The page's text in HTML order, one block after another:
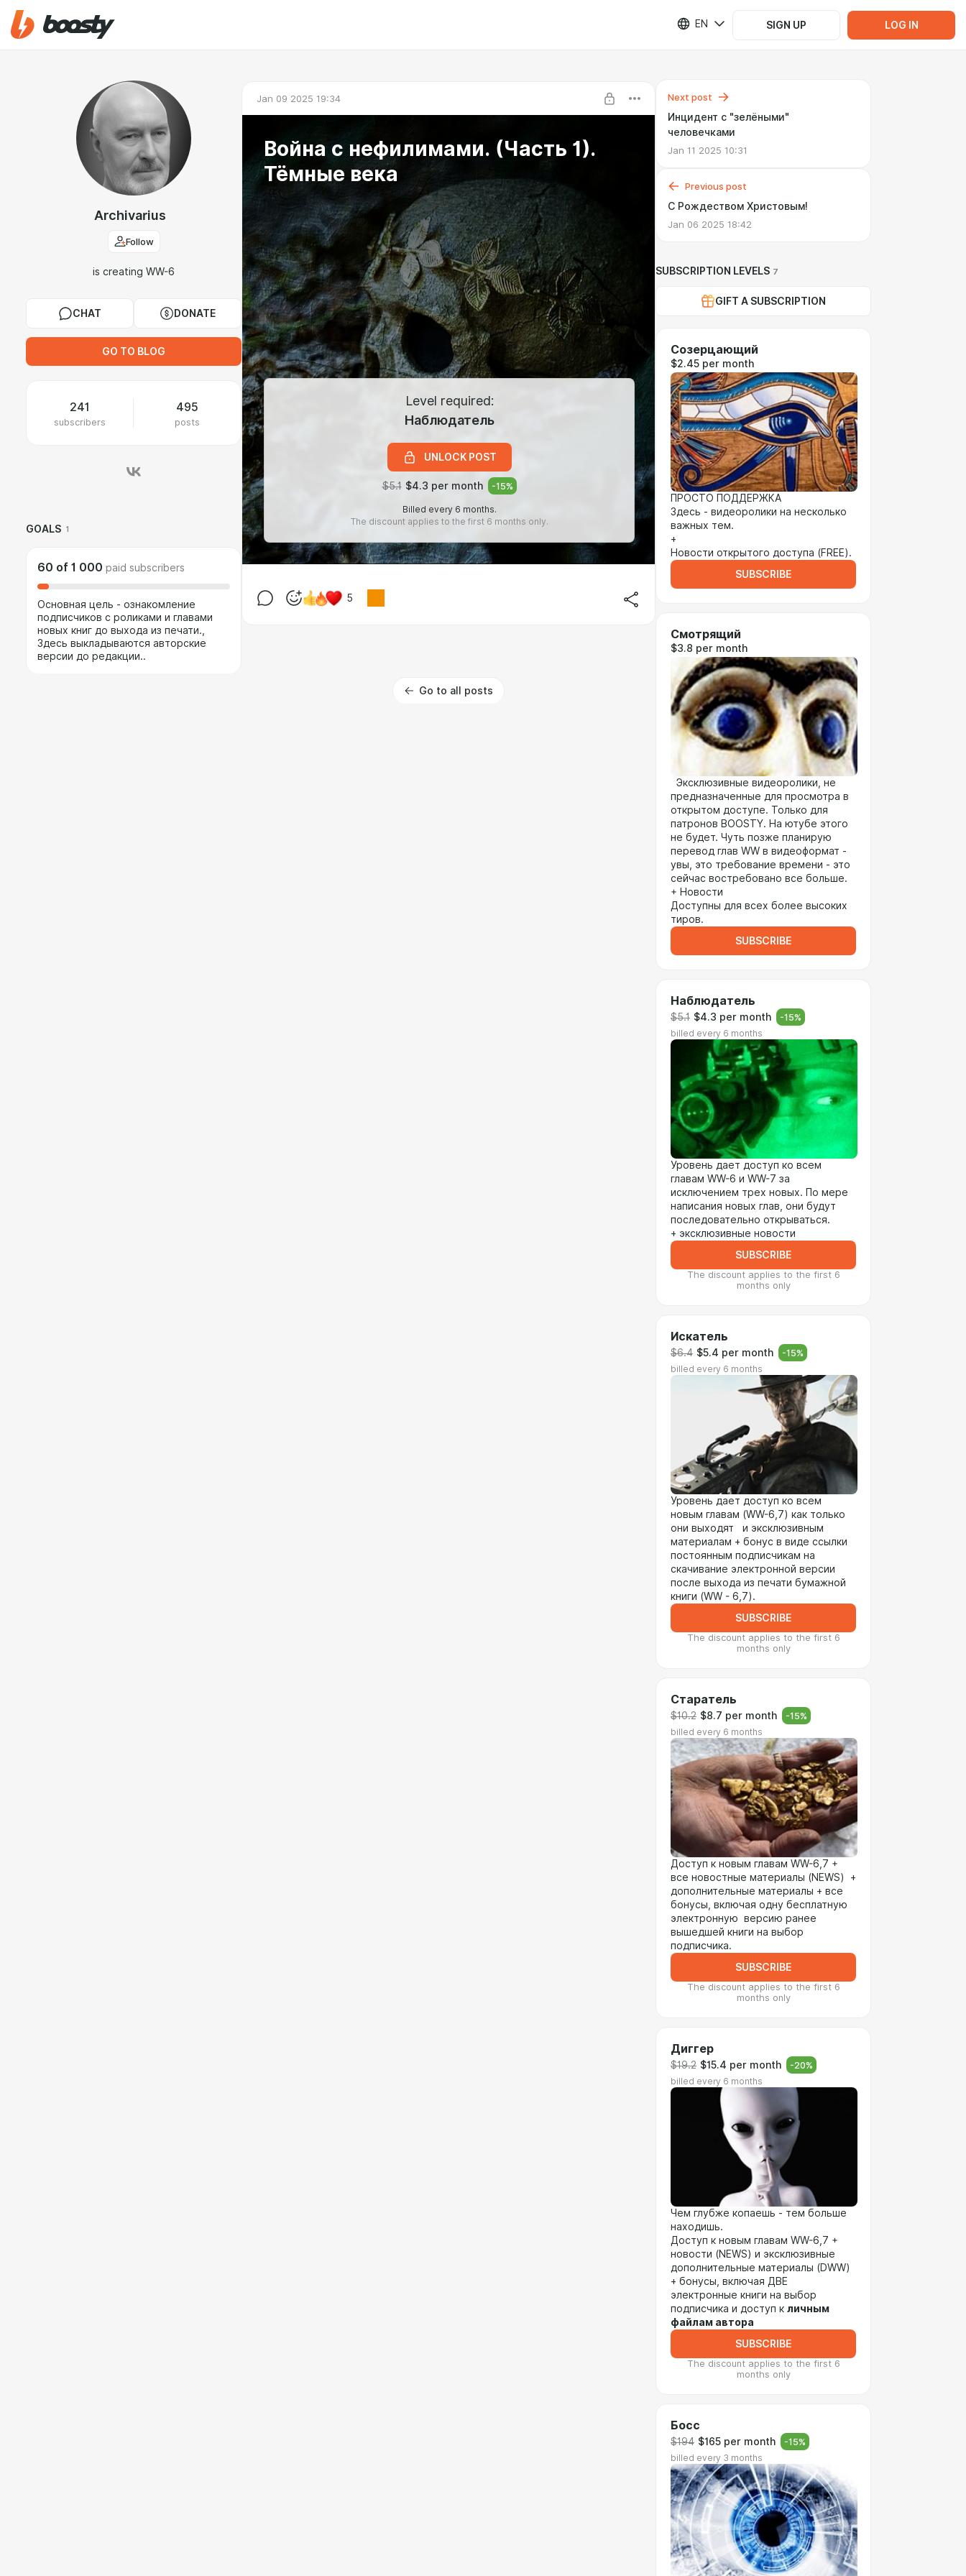
EN SIGN UP LOG IN
Archivarius
Follow
is creating WW-6
CHAT DONATE
GO TO BLOG
241
subscribers
495
posts
GOALS 1
60 of 1 000 paid subscribers
Основная цель - ознакомление
подписчиков с роликами и главами
новых книг до выхода из печати.,
Здесь выкладываются авторские
версии до редакции..
Jan 09 2025 19:34
Война с нефилимами. (Часть 1).
Тёмные века
Level required:
Наблюдатель
UNLOCK POST
$5.1 $4.3 per month -15%
Billed every 6 months.
The discount applies to the first 6 months only.
5
Go to all posts
Next post
Инцидент с "зелёными"
человечками
Jan 11 2025 10:31
Previous post
С Рождеством Христовым!
Jan 06 2025 18:42
SUBSCRIPTION LEVELS 7
GIFT A SUBSCRIPTION
Созерцающий
$2.45 per month
ПРОСТО ПОДДЕРЖКА
Здесь - видеоролики на несколько
важных тем.
+
Новости открытого доступа (FREE).
SUBSCRIBE
Смотрящий
$3.8 per month
Эксклюзивные видеоролики, не
предназначенные для просмотра в
открытом доступе. Только для
патронов BOOSTY. На ютубе этого
не будет. Чуть позже планирую
перевод глав WW в видеоформат -
увы, это требование времени - это
сейчас востребовано все больше.
+ Новости
Доступны для всех более высоких
тиров.
SUBSCRIBE
Наблюдатель
$5.1 $4.3 per month -15%
billed every 6 months
Уровень дает доступ ко всем
главам WW-6 и WW-7 за
исключением трех новых. По мере
написания новых глав, они будут
последовательно открываться.
+ эксклюзивные новости
SUBSCRIBE
The discount applies to the first 6
months only
Искатель
$6.4 $5.4 per month -15%
billed every 6 months
Уровень дает доступ ко всем
новым главам (WW-6,7) как только
они выходят и эксклюзивным
материалам + бонус в виде ссылки
постоянным подписчикам на
скачивание электронной версии
после выхода из печати бумажной
книги (WW - 6,7).
SUBSCRIBE
The discount applies to the first 6
months only
Старатель
$10.2 $8.7 per month -15%
billed every 6 months
Доступ к новым главам WW-6,7 +
все новостные материалы (NEWS) +
дополнительные материалы + все
бонусы, включая одну бесплатную
электронную версию ранее
вышедшей книги на выбор
подписчика.
SUBSCRIBE
The discount applies to the first 6
months only
Диггер
$19.2 $15.4 per month -20%
billed every 6 months
Чем глубже копаешь - тем больше
находишь.
Доступ к новым главам WW-6,7 +
новости (NEWS) и эксклюзивные
дополнительные материалы (DWW)
+ бонусы, включая ДВЕ
электронные книги на выбор
подписчика и доступ к личным
файлам автора
SUBSCRIBE
The discount applies to the first 6
months only
Босс
$194 $165 per month -15%
billed every 3 months